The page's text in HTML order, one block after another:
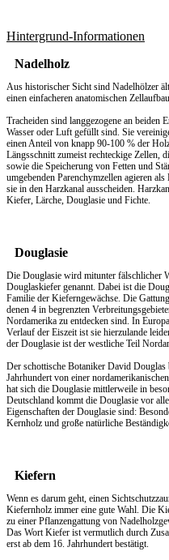
Hintergrund-Informationen
Nadelholz
Aus historischer Sicht sind Nadelhölzer
einen einfacheren anatomischen
Tracheiden sind langgezogene an beiden
Wasser oder Luft gefüllt sind. Sie
einen Anteil von knapp 90-100 % der
Längsschnitt zumeist rechteckige Zellen,
sowie die Speicherung von Fetten und
umgebenden Parenchymzellen agieren
sie in den Harzkanal ausscheiden.
Kiefer, Lärche, Douglasie und Fichte.
Douglasie
Die Douglasie wird mitunter fälschlicher
Douglaskiefer genannt. Dabei ist die
Familie der Kieferngewächse. Die
denen 4 in begrenzten
Nordamerika zu entdecken sind. In
Verlauf der Eiszeit ist sie hierzulande
der Douglasie ist der westliche Teil
Der schottische Botaniker David Douglas
Jahrhundert von einer
hat sich die Douglasie mittlerweile in
Deutschland kommt die Douglasie vor
Eigenschaften der Douglasie sind:
Kernholz und große natürliche
Kiefern
Wenn es darum geht, einen
Kiefernholz immer eine gute Wahl. Die
zu einer Pflanzengattung von
Das Wort Kiefer ist vermutlich durch
erst ab dem 16. Jahrhundert bestätigt.